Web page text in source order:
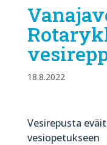
18.8.2022
Vesirepusta
vesiopetukseen